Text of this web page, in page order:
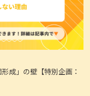
成」の壁【特別企画：